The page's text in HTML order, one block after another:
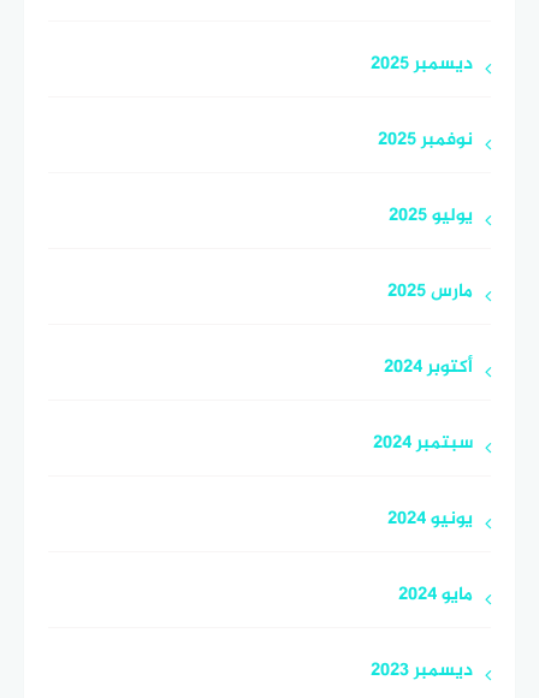
ديسمبر 2025
نوفمبر 2025
يوليو 2025
مارس 2025
أكتوبر 2024
سبتمبر 2024
يونيو 2024
مايو 2024
ديسمبر 2023